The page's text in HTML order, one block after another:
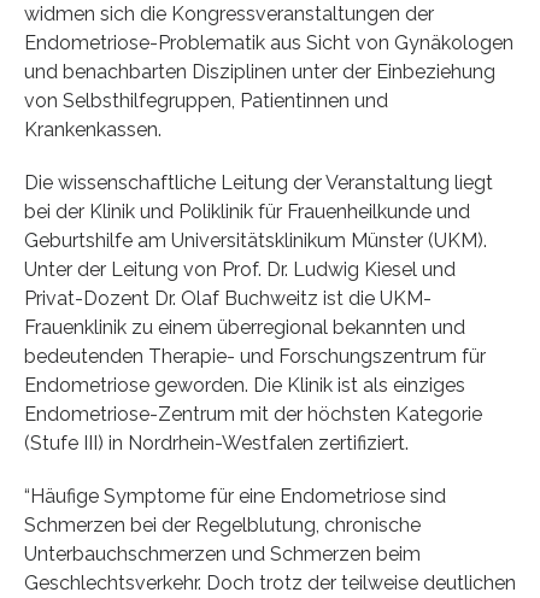
widmen sich die Kongressveranstaltungen der
Endometriose-Problematik aus Sicht von Gynäkologen
und benachbarten Disziplinen unter der Einbeziehung
von Selbsthilfegruppen, Patientinnen und
Krankenkassen.
Die wissenschaftliche Leitung der Veranstaltung liegt
bei der Klinik und Poliklinik für Frauenheilkunde und
Geburtshilfe am Universitätsklinikum Münster (UKM).
Unter der Leitung von Prof. Dr. Ludwig Kiesel und
Privat-Dozent Dr. Olaf Buchweitz ist die UKM-
Frauenklinik zu einem überregional bekannten und
bedeutenden Therapie- und Forschungszentrum für
Endometriose geworden. Die Klinik ist als einziges
Endometriose-Zentrum mit der höchsten Kategorie
(Stufe III) in Nordrhein-Westfalen zertifiziert.
“Häufige Symptome für eine Endometriose sind
Schmerzen bei der Regelblutung, chronische
Unterbauchschmerzen und Schmerzen beim
Geschlechtsverkehr. Doch trotz der teilweise deutlichen